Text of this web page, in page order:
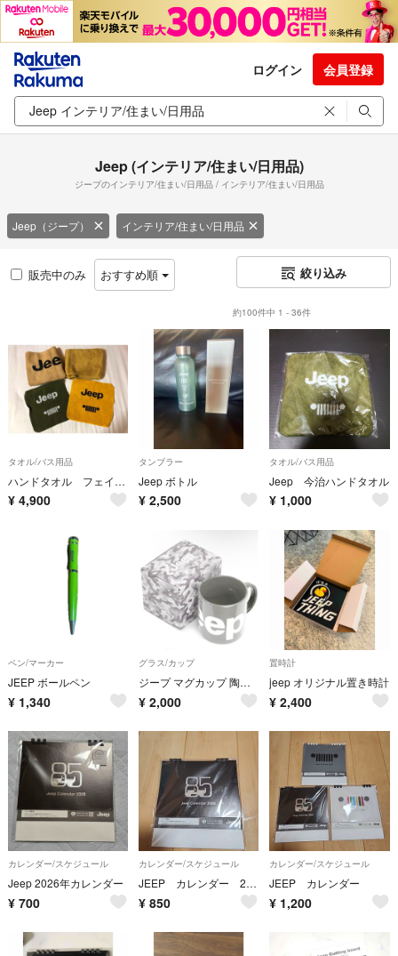
ログイン 会員登録
Jeep (インテリア/住まい/日用品)
ジープのインテリア/住まい/日用品 / インテリア/住まい/日用品
Jeep（ジープ） インテリア/住まい/日用品
販売中のみ おすすめ順 絞り込み
約100件中 1 - 36件
タオル/バス用品
ハンドタオル フェイスタオル
¥ 4,900
タンブラー
Jeep ボトル
¥ 2,500
タオル/バス用品
Jeep 今治ハンドタオル
¥ 1,000
ペン/マーカー
JEEP ボールペン
¥ 1,340
グラス/カップ
ジープ マグカップ 陶器製
¥ 2,000
置時計
jeep オリジナル置き時計
¥ 2,400
カレンダー/スケジュール
Jeep 2026年カレンダー
¥ 700
カレンダー/スケジュール
JEEP カレンダー 2026
¥ 850
カレンダー/スケジュール
JEEP カレンダー
¥ 1,200